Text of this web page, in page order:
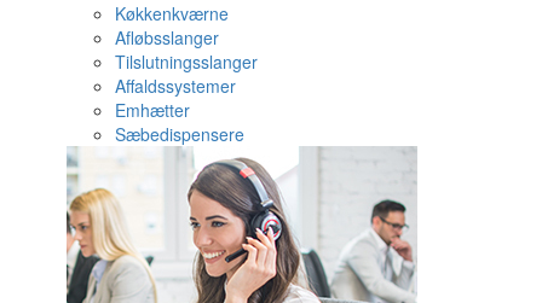
Køkkenkværne
Afløbsslanger
Tilslutningsslanger
Affaldssystemer
Emhætter
Sæbedispensere